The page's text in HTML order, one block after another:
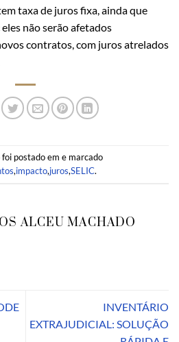
taxa de juros fixa, ainda que
não serão afetados
contratos, com juros atrelados
postado em e marcado
,impacto,juros,SELIC.
ALCEU MACHADO
INVENTÁRIO
EXTRAJUDICIAL: SOLUÇÃO